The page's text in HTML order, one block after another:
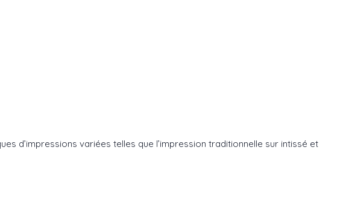
d’impressions variées telles que l’impression traditionnelle sur intissé et